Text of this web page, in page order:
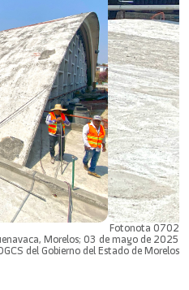
Fotonota 0702
Morelos; 03 de mayo de 2025
del Gobierno del Estado de Morelos